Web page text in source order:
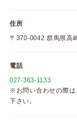
住所
〒370-0042 群馬県高
電話
027-363-1133
※お問い合わせの際は
下さい。